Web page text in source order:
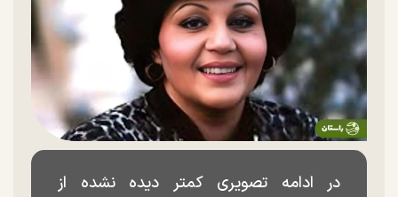
در ادامه تصویری کمتر دیده نشده از